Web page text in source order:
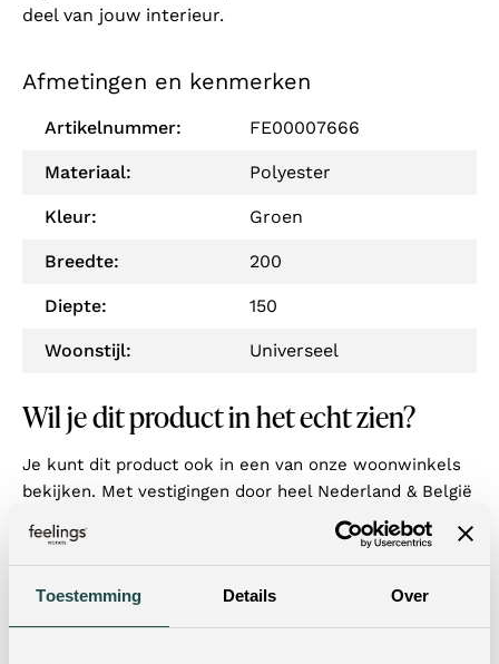
Toestemming Details Over
deel van jouw interieur.
Afmetingen en kenmerken
Artikelnummer: FE00007666
Materiaal: Polyester
Kleur: Groen
Breedte: 200
Diepte: 150
Woonstijl: Universeel
Wil je dit product in het echt zien?
Je kunt dit product ook in een van onze woonwinkels
bekijken. Met vestigingen door heel Nederland & België
is er altijd een winkel bij jou in de buurt! Door je
postcode of woonplaats in te vulling in de zoekbalk,
vind je met één klik de dichtstbijzijnde winkels.